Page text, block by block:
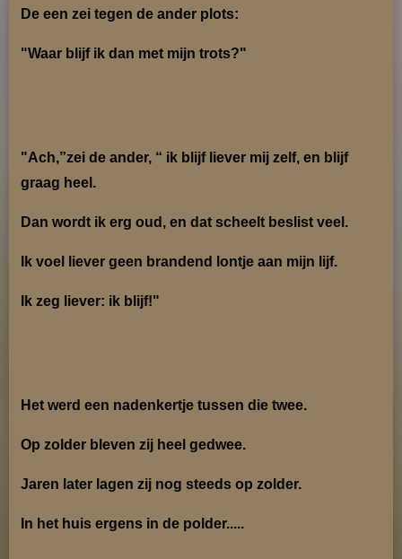
De een zei tegen de ander plots:
"Waar blijf ik dan met mijn trots?"
"Ach,”zei de ander, “ ik blijf liever mij zelf, en blijf
graag heel.
Dan wordt ik erg oud, en dat scheelt beslist veel.
Ik voel liever geen brandend lontje aan mijn lijf.
Ik zeg liever: ik blijf!"
Het werd een nadenkertje tussen die twee.
Op zolder bleven zij heel gedwee.
Jaren later lagen zij nog steeds op zolder.
In het huis ergens in de polder.....